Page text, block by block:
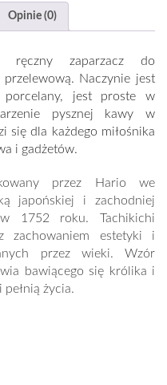
Opinie (0)
zaparzacz do
Naczynie jest
jest proste w
pysznej kawy w
się dla każdego miłośnika
i gadżetów.
przez Hario we
japońskiej i zachodniej
1752 roku. Tachikichi
zachowaniem estetyki i
przez wieki. Wzór
bawiącego się królika i
życia.